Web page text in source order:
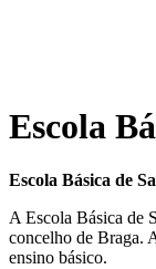
Escola
Escola Básica de
A Escola Básica de
concelho de Braga.
ensino básico.